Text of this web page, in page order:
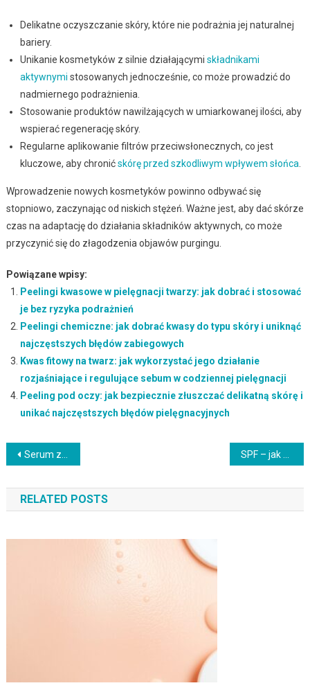
Delikatne oczyszczanie skóry, które nie podrażnia jej naturalnej
bariery.
Unikanie kosmetyków z silnie działającymi składnikami
aktywnymi stosowanych jednocześnie, co może prowadzić do
nadmiernego podrażnienia.
Stosowanie produktów nawilżających w umiarkowanej ilości, aby
wspierać regenerację skóry.
Regularne aplikowanie filtrów przeciwsłonecznych, co jest
kluczowe, aby chronićskórę przed szkodliwym wpływem słońca
Wprowadzenie nowych kosmetyków powinno odbywać się
stopniowo, zaczynając od niskich stężeń. Ważne jest, aby dać skórze
czas na adaptację do działania składników aktywnych, co może
przyczynić się do złagodzenia objawów purgingu.
Powiązane wpisy:
Peelingi kwasowe w pielęgnacji twarzy: jak dobrać i stosować
je bez ryzyka podrażnień
Peelingi chemiczne: jak dobrać kwasy do typu skóry i uniknąć
najczęstszych błędów zabiegowych
Kwas fitowy na twarz: jak wykorzystać jego działanie
rozjaśniające i regulujące sebum w codziennej pielęgnacji
Peeling pod oczy: jak bezpiecznie złuszczać delikatną skórę i
unikać najczęstszych błędów pielęgnacyjnych
Nawigacja
wpisu
Serum z niacynamidem i witaminą C: jak bezpiecznie łączyć składniki dla zdrowej i promiennej skóry
RELATED POSTS